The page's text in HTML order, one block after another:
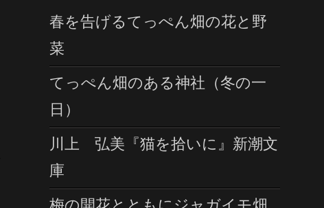
春を告げるてっぺん畑の花と野
菜
てっぺん畑のある神社（冬の一
日）
川上 弘美『猫を拾いに』新潮文
庫